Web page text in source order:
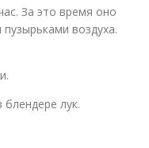
За это время оно
воздуха.
лук.